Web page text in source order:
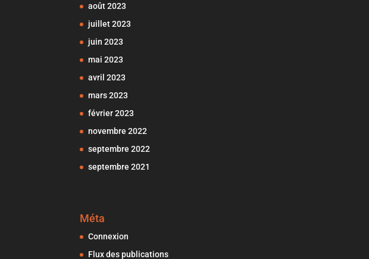
août 2023
juillet 2023
juin 2023
mai 2023
avril 2023
mars 2023
février 2023
novembre 2022
septembre 2022
septembre 2021
Méta
Connexion
Flux des publications